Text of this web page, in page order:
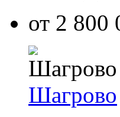
от 2 800
Шагрово